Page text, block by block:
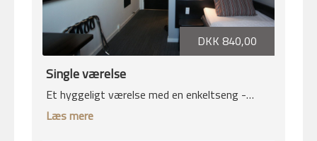
Single værelse
Et hyggeligt værelse med en enkeltseng -
perfekt til en god nattesøvn.
Læs mere
DKK 840,00